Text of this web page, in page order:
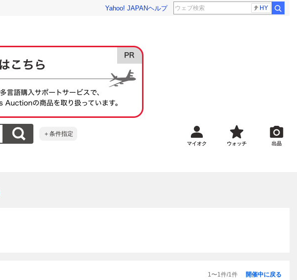
Yahoo! JAPANヘルプ HY
＋条件指定
マイオク ウォッチ 出品
1〜1件/1件 開催中に戻る